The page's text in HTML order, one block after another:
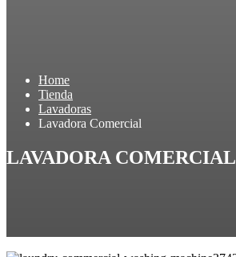
Home
Tienda
Lavadoras
Lavadora Comercial
LAVADORA COMERCIAL